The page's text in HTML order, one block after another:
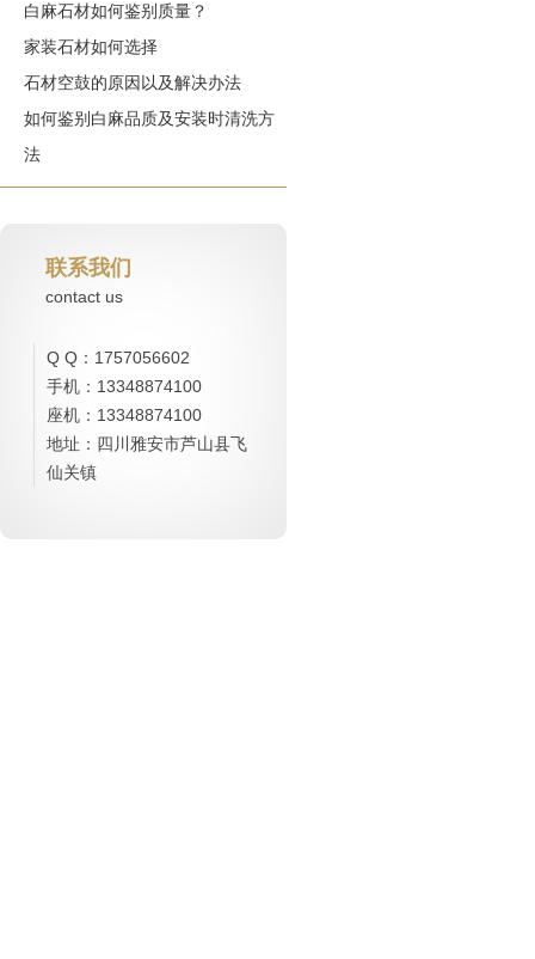
白麻石材如何鉴别质量？
家装石材如何选择
石材空鼓的原因以及解决办法
如何鉴别白麻品质及安装时清洗方
法
联系我们
contact us
Q Q：1757056602
手机：13348874100
座机：13348874100
地址：四川雅安市芦山县飞
仙关镇